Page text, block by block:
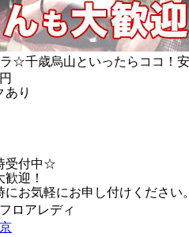
☆千歳烏山といったらココ！
あり
受付中☆
迎！
お気軽にお申し付けください。
ロアレディ